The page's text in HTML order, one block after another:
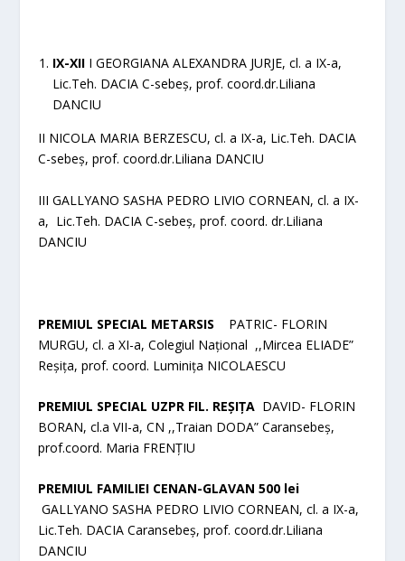
IX-XII I GEORGIANA ALEXANDRA JURJE, cl. a IX-a,
Lic.Teh. DACIA C-sebeș, prof. coord.dr.Liliana
DANCIU
II NICOLA MARIA BERZESCU, cl. a IX-a, Lic.Teh. DACIA
C-sebeș, prof. coord.dr.Liliana DANCIU
III GALLYANO SASHA PEDRO LIVIO CORNEAN, cl. a IX-
a, Lic.Teh. DACIA C-sebeș, prof. coord. dr.Liliana
DANCIU
PREMIUL SPECIAL METARSIS PATRIC- FLORIN
MURGU, cl. a XI-a, Colegiul Național ,,Mircea ELIADE”
Reșița, prof. coord. Luminița NICOLAESCU
PREMIUL SPECIAL UZPR FIL. REȘIȚA DAVID- FLORIN
BORAN, cl.a VII-a, CN ,,Traian DODA” Caransebeș,
prof.coord. Maria FRENȚIU
PREMIUL FAMILIEI CENAN-GLAVAN 500 lei
GALLYANO SASHA PEDRO LIVIO CORNEAN, cl. a IX-a,
Lic.Teh. DACIA Caransebeș, prof. coord.dr.Liliana
DANCIU